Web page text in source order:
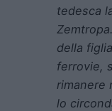
tedesca
della
ferrovie,
rimanere
lo